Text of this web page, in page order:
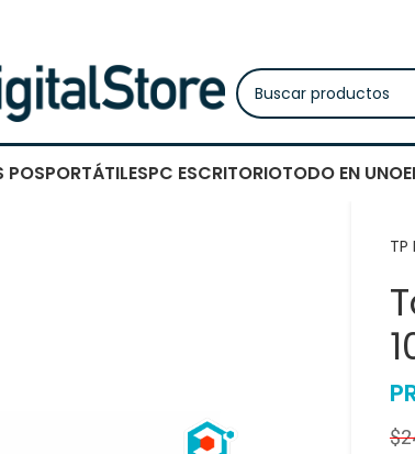
POSPORTÁTILESPC ESCRITORIOTODO EN UNO
TP
$